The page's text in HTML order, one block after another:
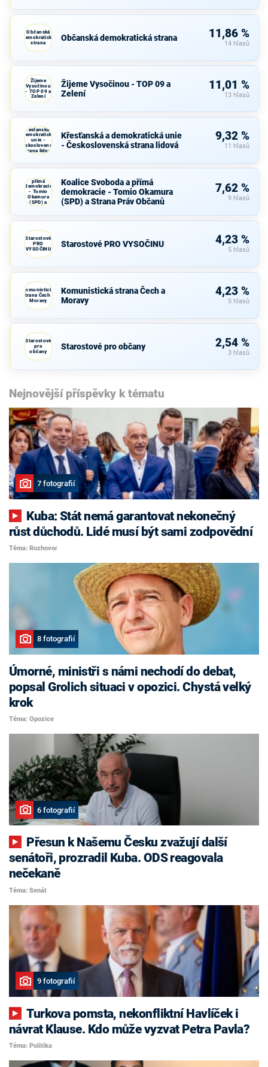
Občanská
demokratická
strana
Občanská demokratická strana 11,86 %
14 hlasů
Žijeme
Vysočinou
- TOP 09 a
Zelení
Žijeme Vysočinou - TOP 09 a
Zelení
11,01 %
13 hlasů
Křesťanská a
demokratická
unie -
Československá
strana lidová
Křesťanská a demokratická unie
- Československá strana lidová
9,32 %
11 hlasů
přímá
demokracie
- Tomio
Okamura
(SPD) a
Strana Práv
Koalice Svoboda a přímá
demokracie - Tomio Okamura
(SPD) a Strana Práv Občanů
7,62 %
9 hlasů
Starostové
PRO
VYSOČINU
Starostové PRO VYSOČINU 4,23 %
5 hlasů
Komunistická
strana Čech a
Moravy
Komunistická strana Čech a
Moravy
4,23 %
5 hlasů
Starostové
pro
občany
Starostové pro občany 2,54 %
3 hlasů
Nejnovější příspěvky k tématu
7 fotografií
růst důchodů. Lidé musí být sami zodpovědní
Téma: Rozhovor
8 fotografií
Úmorné, ministři s námi nechodí do debat,
popsal Grolich situaci v opozici. Chystá velký
krok
Téma: Opozice
6 fotografií
senátoři, prozradil Kuba. ODS reagovala
nečekaně
Téma: Senát
9 fotografií
Turkova pomsta, nekonfliktní Havlíček i
návrat Klause. Kdo může vyzvat Petra Pavla?
Téma: Politika